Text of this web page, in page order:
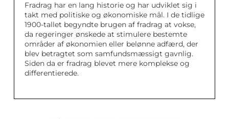
Fradrag har en lang historie og har udviklet sig i
takt med politiske og økonomiske mål. I de tidlige
1900-tallet begyndte brugen af fradrag at vokse,
da regeringer ønskede at stimulere bestemte
områder af økonomien eller belønne adfærd, der
blev betragtet som samfundsmæssigt gavnlig.
Siden da er fradrag blevet mere komplekse og
differentierede.